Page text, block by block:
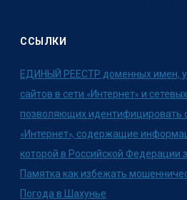
ССЫЛКИ
ЕДИНЫЙ РЕЕСТР доменных имен,
сайтов в сети «Интернет» и
позволяющих идентифицировать
«Интернет», содержащие
которой в Российской Федерации
Памятка как избежать
Погода в Шахунье